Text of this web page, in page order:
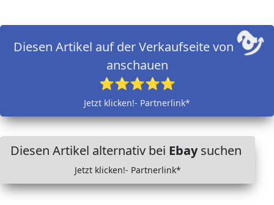
Diesen Artikel auf der Verkaufseite von
anschauen
⭐⭐⭐⭐⭐
Jetzt klicken!- Partnerlink*
Diesen Artikel alternativ bei Ebaysuchen
Jetzt klicken!- Partnerlink*